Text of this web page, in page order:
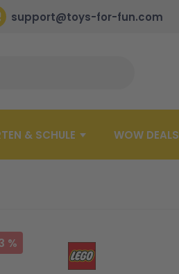
support@toys-for-fun.com
& SCHULE WOW DEALS
%